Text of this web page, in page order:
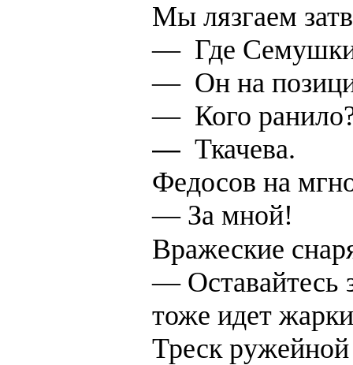
Мы лязгаем
— Где
— Он на
— Кого
— Ткачева.
Федосов на
— За мной!
Вражеские
— Оставайтесь
тоже идет
Треск